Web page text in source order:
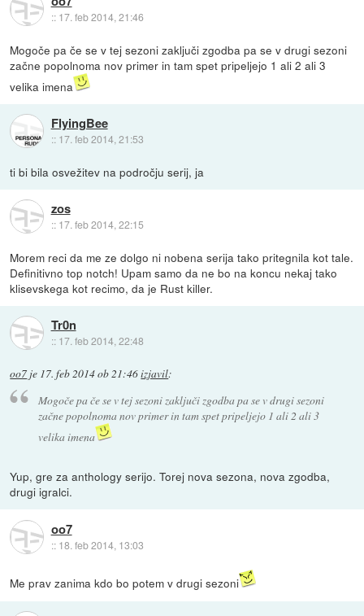
:: 17. feb 2014, 21:46
Mogoče pa če se v tej sezoni zaključi zgodba pa se v drugi sezoni
začne popolnoma nov primer in tam spet pripeljejo 1 ali 2 ali 3
velika imena
FlyingBee
:: 17. feb 2014, 21:53
ti bi bila osvežitev na področju serij, ja
zos
:: 17. feb 2014, 22:15
Morem reci da me ze dolgo ni nobena serija tako pritegnila kot tale.
Definitivno top notch! Upam samo da ne bo na koncu nekaj tako
klisevskega kot recimo, da je Rust killer.
Tr0n
:: 17. feb 2014, 22:48
oo7 je 17. feb 2014 ob 21:46izjavil:
Mogoče pa če se v tej sezoni zaključi zgodba pa se v drugi sezoni
začne popolnoma nov primer in tam spet pripeljejo 1 ali 2 ali 3
velika imena
Yup, gre za anthology serijo. Torej nova sezona, nova zgodba,
drugi igralci.
oo7
:: 18. feb 2014, 13:03
Me prav zanima kdo bo potem v drugi sezoni